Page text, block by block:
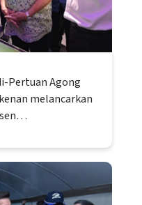
Pertuan Agong
melancarkan